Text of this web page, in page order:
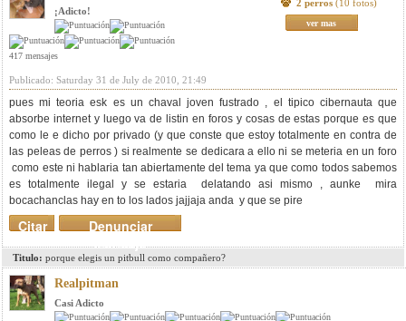
¡Adicto!
417 mensajes
2 perros (10 fotos)
ver mas
Publicado: Saturday 31 de July de 2010, 21:49
pues mi teoria esk es un chaval joven fustrado , el tipico cibernauta que
absorbe internet y luego va de listin en foros y cosas de estas porque es que
como le e dicho por privado (y que conste que estoy totalmente en contra de
las peleas de perros ) si realmente se dedicara a ello ni se meteria en un foro
como este ni hablaria tan abiertamente del tema ya que como todos sabemos
es totalmente ilegal y se estaria delatando asi mismo , aunke mira
bocachanclas hay en to los lados jajjaja anda y que se pire
Denunciar
mensaje
Citar
Titulo: porque elegis un pitbull como compañero?
Realpitman
Casi Adicto